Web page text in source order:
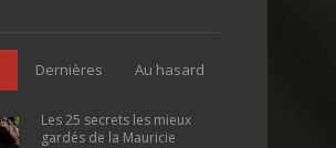
Dernières Au hasard
Les 25 secrets les mieux
gardés de la Mauricie